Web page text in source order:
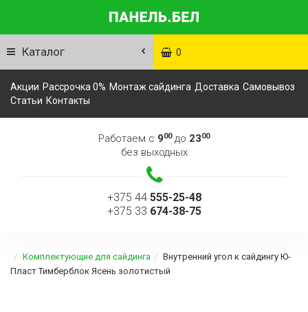
Каталог 0
Акции Рассрочка 0% Монтаж сайдинга Доставка Самовывоз
Статьи Контакты
Работаем с 900до 2300
без выходных
+375 44 555-25-48
+375 33 674-38-75
Комплектующие для сайдинга
Внутренний угол к сайдингу Ю-
Пласт Тимберблок Ясень золотистый